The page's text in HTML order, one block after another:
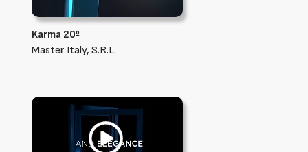
Karma 20º
Master Italy, S.R.L.